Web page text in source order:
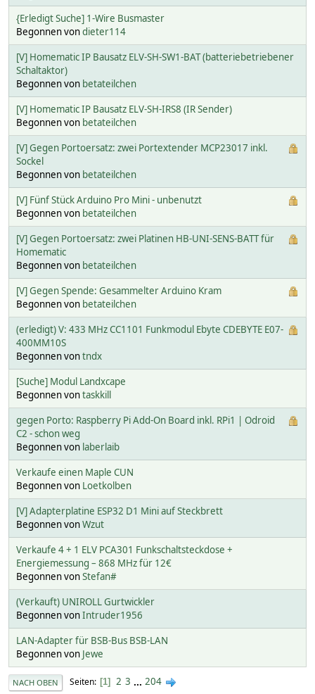
{Erledigt Suche] 1-Wire Busmaster
Begonnen vondieter114
[V] Homematic IP Bausatz ELV-SH-SW1-BAT (batteriebetriebener
Schaltaktor)
Begonnen von betateilchen
[V] Homematic IP Bausatz ELV-SH-IRS8 (IR Sender)
Begonnen von betateilchen
[V] Gegen Portoersatz: zwei Portextender MCP23017 inkl.
Sockel
Begonnen von betateilchen
[V] Fünf Stück Arduino Pro Mini - unbenutzt
Begonnen von betateilchen
[V] Gegen Portoersatz: zwei Platinen HB-UNI-SENS-BATT für
Homematic
Begonnen von betateilchen
[V] Gegen Spende: Gesammelter Arduino Kram
Begonnen von betateilchen
(erledigt) V: 433 MHz CC1101 Funkmodul Ebyte CDEBYTE E07-
400MM10S
Begonnen vontndx
[Suche] Modul Landxcape
Begonnen vontaskkill
gegen Porto: Raspberry Pi Add-On Board inkl. RPi1 | Odroid
C2 - schon weg
Begonnen von laberlaib
Verkaufe einen Maple CUN
Begonnen von Loetkolben
[V] Adapterplatine ESP32 D1 Mini auf Steckbrett
Begonnen vonWzut
Verkaufe 4 + 1 ELV PCA301 Funkschaltsteckdose +
Energiemessung – 868 MHz für 12€
Begonnen vonStefan#
(Verkauft) UNIROLL Gurtwickler
Begonnen vonIntruder1956
LAN-Adapter für BSB-Bus BSB-LAN
Begonnen von Jewe
NACH OBEN Seiten 1 2 3 ... 204